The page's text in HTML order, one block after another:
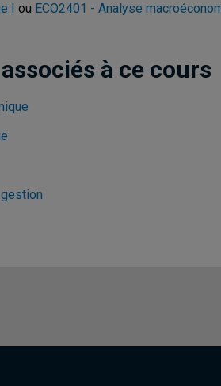
I ou ECO2401 - Analyse
à ce cours